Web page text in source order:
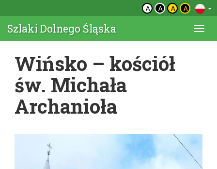
A A A A
Szlaki Dolnego Śląska
Wińsko – kościół
św. Michała
Archanioła